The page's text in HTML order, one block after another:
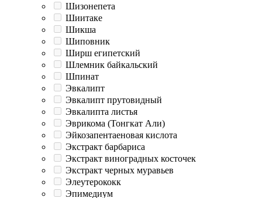
Шизонепета
Шиитаке
Шикша
Шиповник
Ширш египетский
Шлемник байкальский
Шпинат
Эвкалипт
Эвкалипт прутовидный
Эвкалипта листья
Эврикома (Тонгкат Али)
Эйкозапентаеновая кислота
Экстракт барбариса
Экстракт виноградных косточек
Экстракт черных муравьев
Элеутерококк
Эпимедиум